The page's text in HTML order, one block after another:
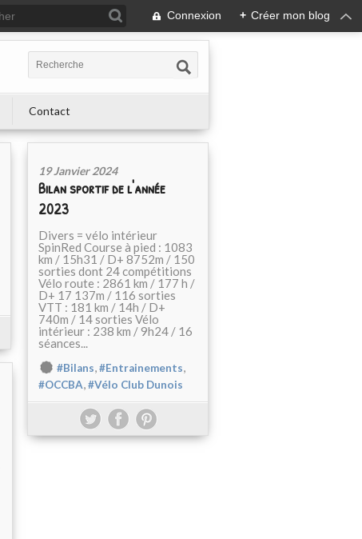
Connexion + Créer mon blog
Contact
19 Janvier 2024
Bilan sportif de l'année
2023
Divers = vélo intérieur
SpinRed Course à pied : 1083
km / 15h31 / D+ 8752m / 150
sorties dont 24 compétitions
Vélo route : 2861 km / 177 h /
D+ 17 137m / 116 sorties
VTT : 181 km / 14h / D+
740m / 14 sorties Vélo
intérieur : 238 km / 9h24 / 16
séances...
#Bilans,#Entrainements,
#OCCBA,#Vélo Club Dunois